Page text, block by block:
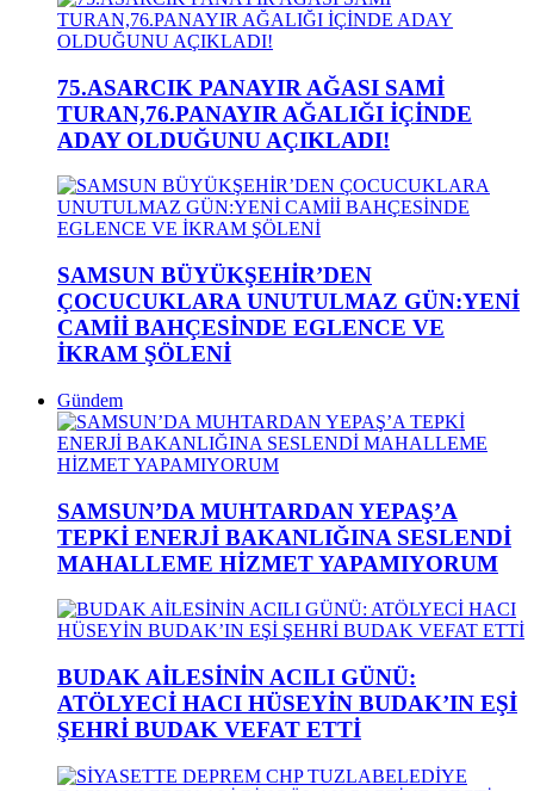
75.ASARCIK PANAYIR AĞASI SAMİ
TURAN,76.PANAYIR AĞALIĞI İÇİNDE
ADAY OLDUĞUNU AÇIKLADI!
SAMSUN BÜYÜKŞEHİR’DEN
ÇOCUCUKLARA UNUTULMAZ GÜN:YENİ
CAMİİ BAHÇESİNDE EGLENCE VE
İKRAM ŞÖLENİ
Gündem
SAMSUN’DA MUHTARDAN YEPAŞ’A
TEPKİ ENERJİ BAKANLIĞINA SESLENDİ
MAHALLEME HİZMET YAPAMIYORUM
BUDAK AİLESİNİN ACILI GÜNÜ:
ATÖLYECİ HACI HÜSEYİN BUDAK’IN EŞİ
ŞEHRİ BUDAK VEFAT ETTİ